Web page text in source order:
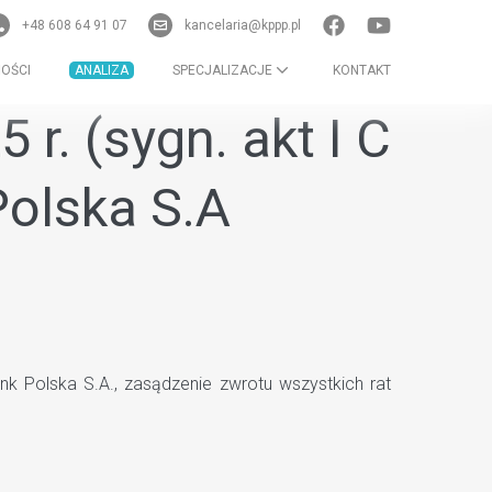
+48 608 64 91 07 kancelaria@kppp.pl
ANALIZA SPECJALIZACJE KONTAKT
r. (sygn. akt I C
S.A
Polska S.A., zasądzenie zwrotu wszystkich rat